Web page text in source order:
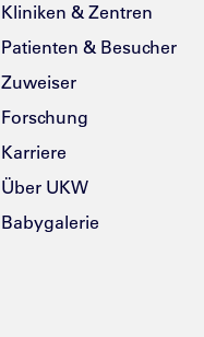
Kliniken & Zentren
Patienten & Besucher
Zuweiser
Forschung
Karriere
Über UKW
Babygalerie